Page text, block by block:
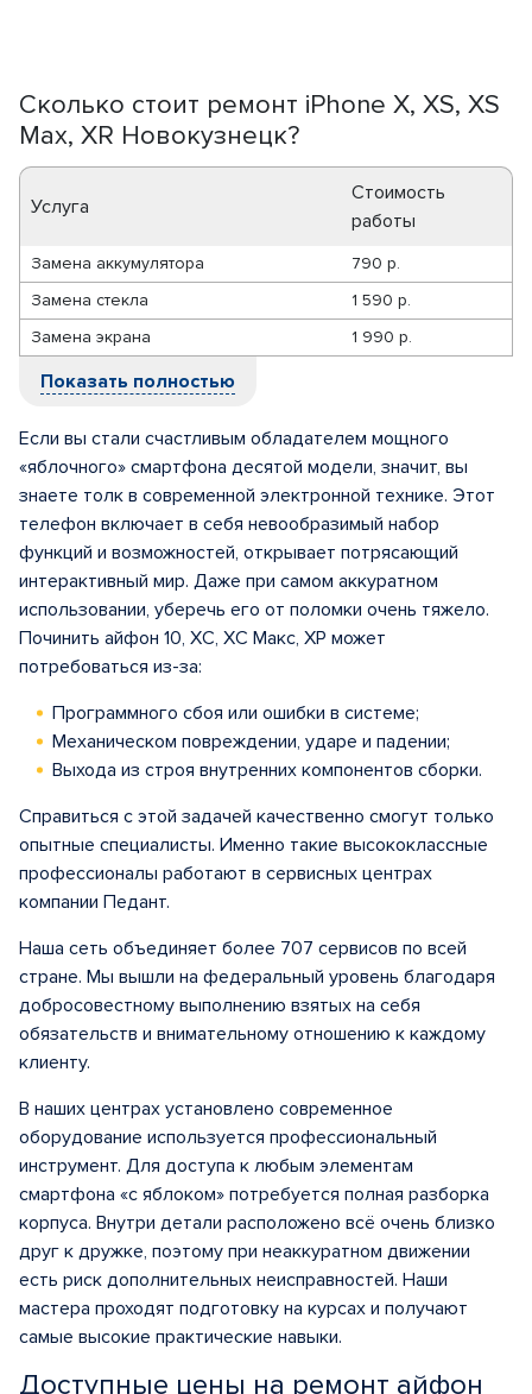
Сколько стоит ремонт iPhone X, XS, XS
Max, XR Новокузнецк?
Услуга
Стоимость
работы
Замена аккумулятора
790 р.
Замена стекла
1 590 р.
Замена экрана
1 990 р.
Показать полностью
Если вы стали счастливым обладателем мощного
«яблочного» смартфона десятой модели, значит, вы
знаете толк в современной электронной технике. Этот
телефон включает в себя невообразимый набор
функций и возможностей, открывает потрясающий
интерактивный мир. Даже при самом аккуратном
использовании, уберечь его от поломки очень тяжело.
Починить айфон 10, ХС, ХС Макс, ХР может
потребоваться из-за:
Программного сбоя или ошибки в системе;
Механическом повреждении, ударе и падении;
Выхода из строя внутренних компонентов сборки.
Справиться с этой задачей качественно смогут только
опытные специалисты. Именно такие высококлассные
профессионалы работают в сервисных центрах
компании Педант.
Наша сеть объединяет более 707 сервисов по всей
стране. Мы вышли на федеральный уровень благодаря
добросовестному выполнению взятых на себя
обязательств и внимательному отношению к каждому
клиенту.
В наших центрах установлено современное
оборудование используется профессиональный
инструмент. Для доступа к любым элементам
смартфона «с яблоком» потребуется полная разборка
корпуса. Внутри детали расположено всё очень близко
друг к дружке, поэтому при неаккуратном движении
есть риск дополнительных неисправностей. Наши
мастера проходят подготовку на курсах и получают
самые высокие практические навыки.
Доступные цены на ремонт айфон